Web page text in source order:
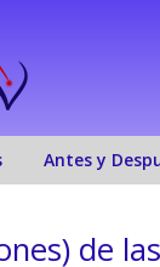
Antes y
de